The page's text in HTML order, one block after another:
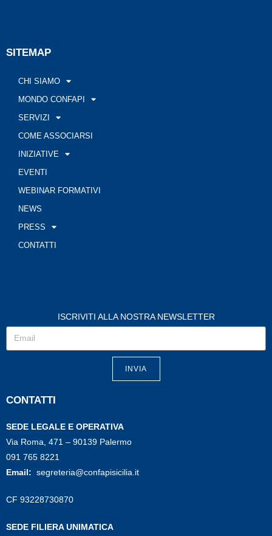
SITEMAP
CHI SIAMO
MONDO CONFAPI
SERVIZI
COME ASSOCIARSI
INIZIATIVE
EVENTI
WEBINAR FORMATIVI
NEWS
PRESS
CONTATTI
ISCRIVITI ALLA NOSTRA NEWSLETTER
INVIA
CONTATTI
SEDE LEGALE E OPERATIVA
Via Roma, 471 – 90139 Palermo
091 765 8221
Email: segreteria@confapisicilia.it
CF 93228730870
SEDE FILIERA UNIMATICA